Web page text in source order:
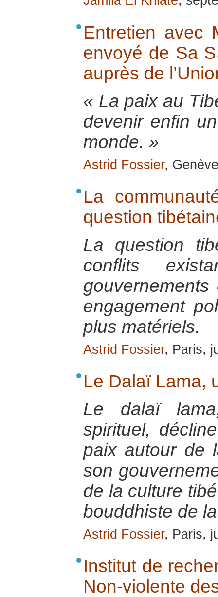
Entretien avec
envoyé de Sa
auprès de
« La paix au
devenir enfin
monde. »
Astrid Fossier,
La
question
La question
conflits
engagement
plus matériels.
Astrid Fossier, Paris,
Le Dalaï Lama,
Le dalaï
spirituel,
paix autour de
son
de la culture
bouddhiste de
Astrid Fossier, Paris,
Institut de
Non-violente